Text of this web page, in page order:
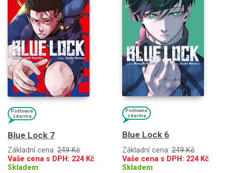
Poštovné
zdarma
Blue Lock 7
Základní cena: 249 Kč
Vaše cena s DPH: 224Kč
Skladem
Poštovné
zdarma
Blue Lock 6
Základní cena: 249 Kč
Vaše cena s DPH: 224Kč
Skladem